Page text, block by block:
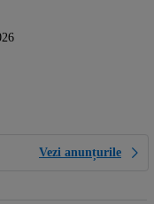
Vezi anunțurile